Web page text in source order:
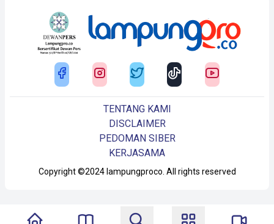
Copyright ©2024 lampungproco. All rights reserved
TENTANG KAMI
DISCLAIMER
PEDOMAN SIBER
KERJASAMA